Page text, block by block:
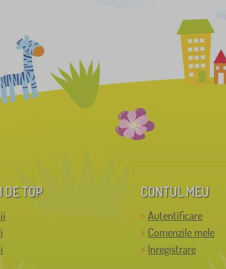
DE TOP CONTUL MEU
Autentificare
Comenzile mele
Inregistrare